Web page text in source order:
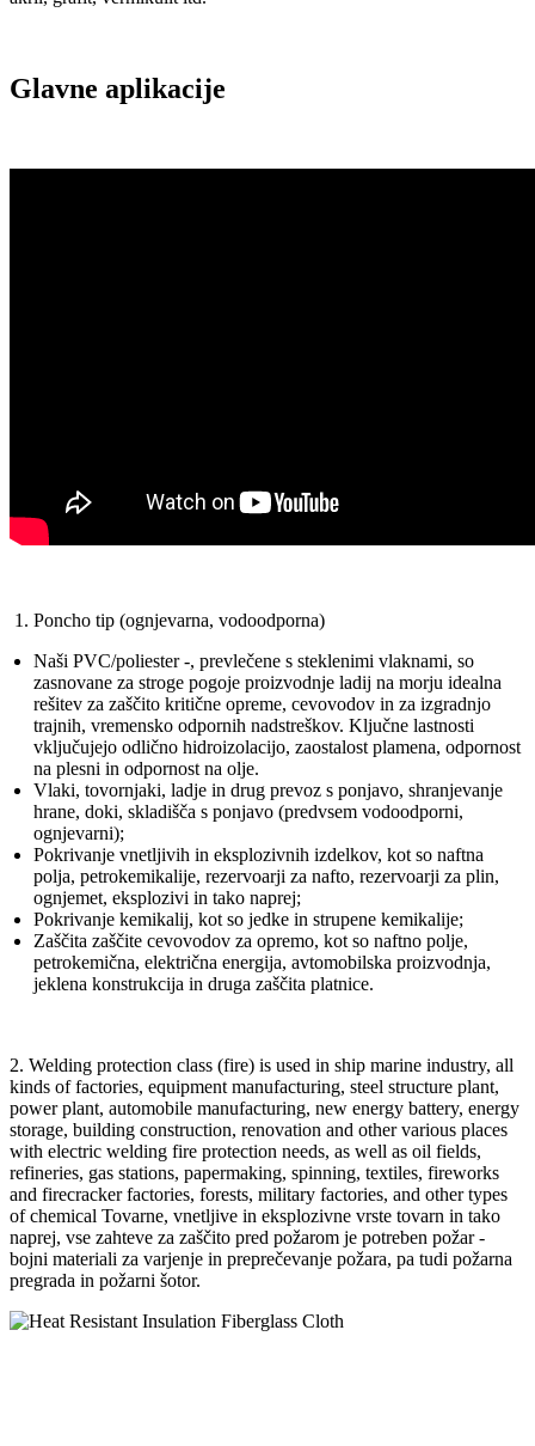
Glavne aplikacije
Poncho tip (ognjevarna, vodoodporna)
Naši PVC/poliester -, prevlečene s steklenimi vlaknami, so
zasnovane za stroge pogoje proizvodnje ladij na morju idealna
rešitev za zaščito kritične opreme, cevovodov in za izgradnjo
trajnih, vremensko odpornih nadstreškov. Ključne lastnosti
vključujejo odlično hidroizolacijo, zaostalost plamena, odpornost
na plesni in odpornost na olje.
Vlaki, tovornjaki, ladje in drug prevoz s ponjavo, shranjevanje
hrane, doki, skladišča s ponjavo (predvsem vodoodporni,
ognjevarni);
Pokrivanje vnetljivih in eksplozivnih izdelkov, kot so naftna
polja, petrokemikalije, rezervoarji za nafto, rezervoarji za plin,
ognjemet, eksplozivi in ​​tako naprej;
Pokrivanje kemikalij, kot so jedke in strupene kemikalije;
Zaščita zaščite cevovodov za opremo, kot so naftno polje,
petrokemična, električna energija, avtomobilska proizvodnja,
jeklena konstrukcija in druga zaščita platnice.
2. Welding protection class (fire) is used in ship marine industry, all
kinds of factories, equipment manufacturing, steel structure plant,
power plant, automobile manufacturing, new energy battery, energy
storage, building construction, renovation and other various places
with electric welding fire protection needs, as well as oil fields,
refineries, gas stations, papermaking, spinning, textiles, fireworks
and firecracker factories, forests, military factories, and other types
of chemical Tovarne, vnetljive in eksplozivne vrste tovarn in tako
naprej, vse zahteve za zaščito pred požarom je potreben požar -
bojni materiali za varjenje in preprečevanje požara, pa tudi požarna
pregrada in požarni šotor.